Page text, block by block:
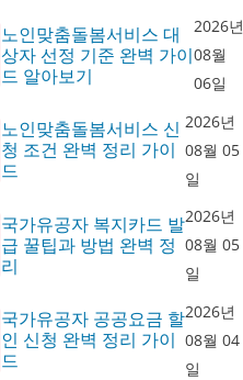
노인맞춤돌봄서비스 대
상자 선정 기준 완벽 가이
드 알아보기
2026년
08월
06일
노인맞춤돌봄서비스 신
청 조건 완벽 정리 가이
드
2026년
08월 05
일
국가유공자 복지카드 발
급 꿀팁과 방법 완벽 정
리
2026년
08월 05
일
국가유공자 공공요금 할
인 신청 완벽 정리 가이
드
2026년
08월 04
일